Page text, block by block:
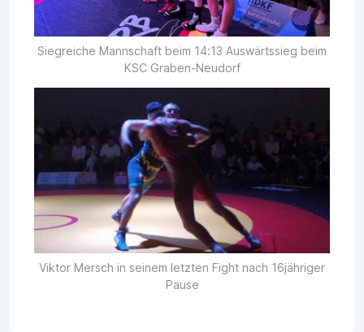
Siegreiche Mannschaft beim 14:13 Auswärtssieg beim
KSC Graben-Neudorf
Viktor Mersch in seinem letzten Fight nach 16jähriger
Pause